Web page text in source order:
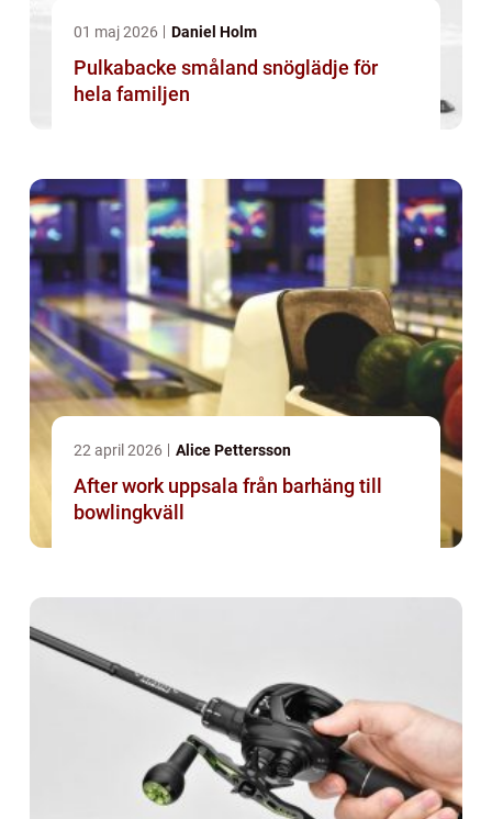
01 maj 2026 Daniel Holm
Pulkabacke småland snöglädje för
hela familjen
22 april 2026 Alice Pettersson
After work uppsala från barhäng till
bowlingkväll